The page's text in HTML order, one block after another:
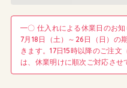
━〇 仕入れによる休業日のお知
7月18日（土）～26日（日）の
きます。17日15時以降のご注文
は、休業明けに順次ご対応させ